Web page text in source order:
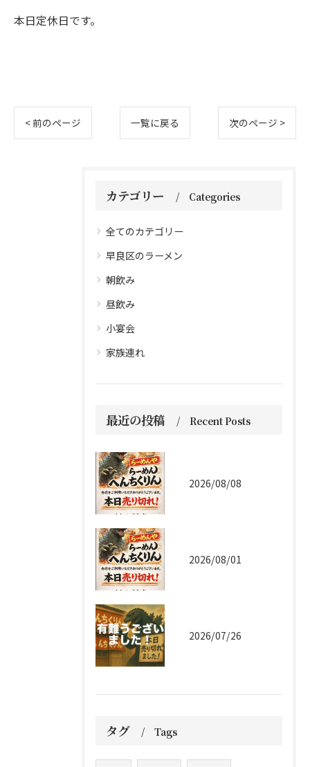
本日定休日です。
< 前のページ 一覧に戻る 次のページ >
カテゴリー Categories
全てのカテゴリー
早良区のラーメン
朝飲み
昼飲み
小宴会
家族連れ
最近の投稿 Recent Posts
2026/08/08
2026/08/01
2026/07/26
タグ Tags